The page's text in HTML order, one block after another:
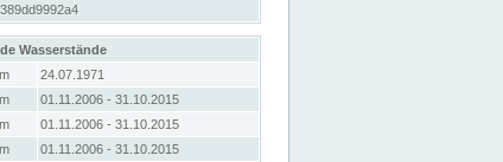
Wasserstände
24.07.1971
01.11.2006 - 31.10.2015
01.11.2006 - 31.10.2015
01.11.2006 - 31.10.2015